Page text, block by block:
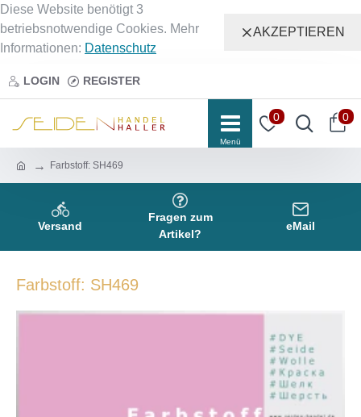
Diese Website benötigt 3
betriebsnotwendige Cookies. Mehr
Informationen: Datenschutz
AKZEPTIEREN
LOGIN REGISTER
0 0
Farbstoff: SH469
Versand
Fragen zum
Artikel?
eMail
Farbstoff: SH469